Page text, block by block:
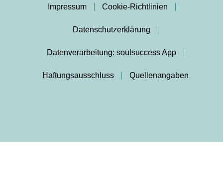
Impressum Cookie-Richtlinien
Datenschutzerklärung
Datenverarbeitung: soulsuccess App
Haftungsausschluss Quellenangaben